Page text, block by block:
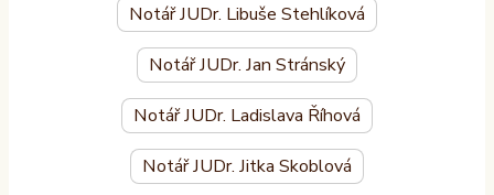
Notář JUDr. Libuše Stehlíková
Notář JUDr. Jan Stránský
Notář JUDr. Ladislava Říhová
Notář JUDr. Jitka Skoblová